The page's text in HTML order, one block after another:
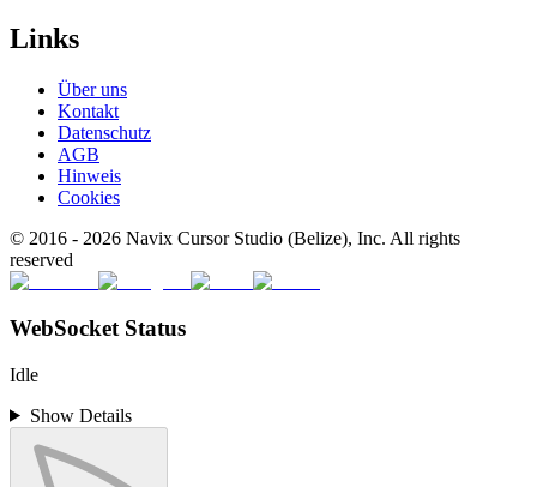
Links
Über uns
Kontakt
Datenschutz
AGB
Hinweis
Cookies
© 2016 - 2026 Navix Cursor Studio (Belize), Inc. All rights
reserved
WebSocket Status
Idle
Show Details